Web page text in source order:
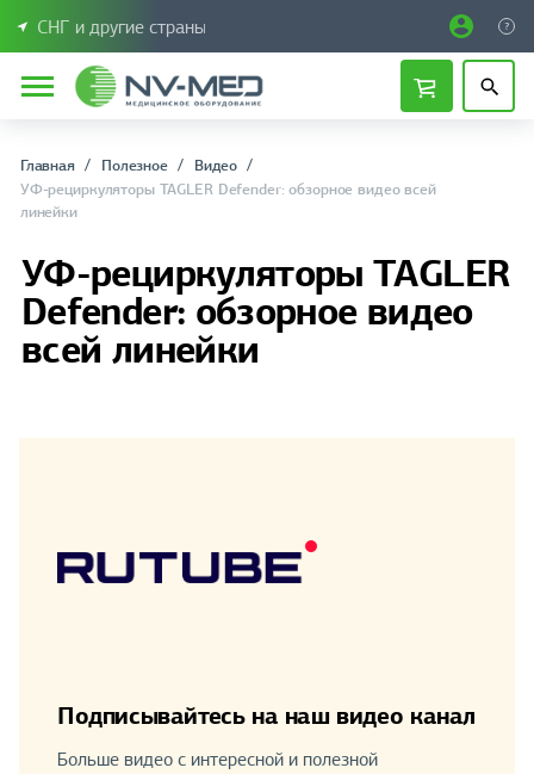
СНГ и другие страны
Главная Полезное
Видео
УФ-рециркуляторы TAGLER Defender: обзорное видео всей
линейки
УФ-рециркуляторы TAGLER
Defender: обзорное видео
всей линейки
Подписывайтесь на наш видео канал
Больше видео с интересной и полезной